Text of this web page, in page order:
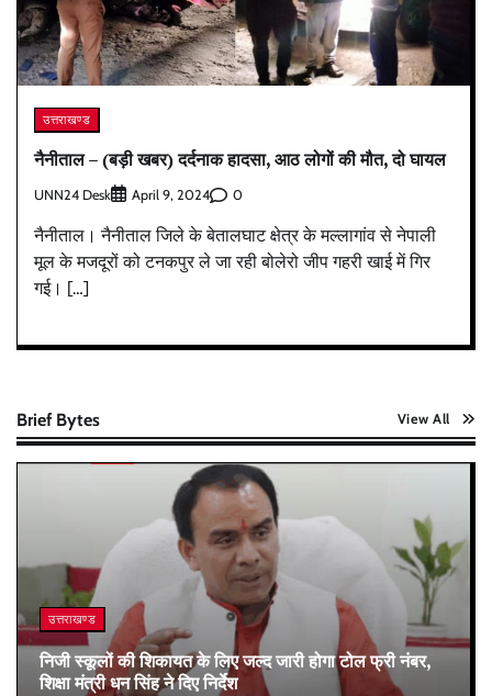
उत्तराखण्ड
नैनीताल – (बड़ी खबर) दर्दनाक हादसा, आठ लोगों की मौत, दो घायल
UNN24 Desk April 9, 2024 0
नैनीताल। नैनीताल जिले के बेतालघाट क्षेत्र के मल्लागांव से नेपाली
मूल के मजदूरों को टनकपुर ले जा रही बोलेरो जीप गहरी खाई में गिर
गई। […]
Brief Bytes View All
उत्तराखण्ड
निजी स्कूलों की शिकायत के लिए जल्द जारी होगा टोल फ्री नंबर,
शिक्षा मंत्री धन सिंह ने दिए निर्देश